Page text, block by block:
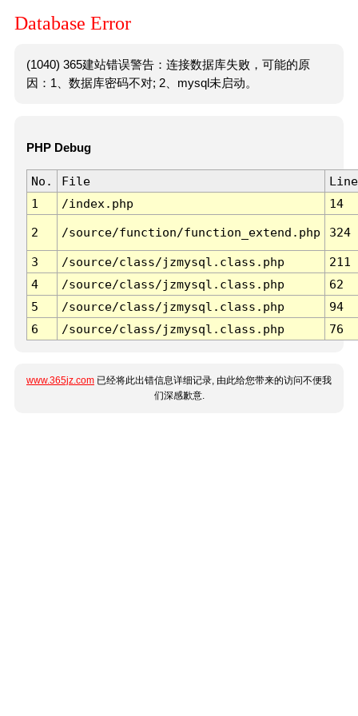
Database Error
(1040) 365建站错误警告：连接数据库失败，可能的原
因：1、数据库密码不对; 2、mysql未启动。
PHP Debug
No. File
Line
1
/index.php 14
2 /source/function/function_extend.php 324
3 /source/class/jzmysql.class.php
211
4
/source/class/jzmysql.class.php
62
5
/source/class/jzmysql.class.php
94
6
/source/class/jzmysql.class.php 76
www.365jz.com 已经将此出错信息详细记录, 由此给您带来的访问不便我
们深感歉意.